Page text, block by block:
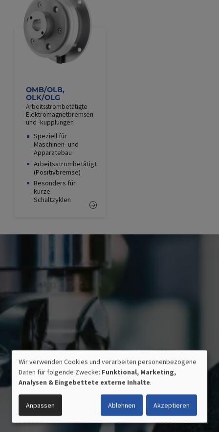
OMB/OLB,
OLK/OLG
Arbeitsstrombetätigte
Elektromagnetbremsen
und -kupplungen
Speziell für
Maschinen- und
Apparatebau
Arbeitsstrombetätigt
(Positivbremse)
Besonders für
kurze
Schaltzyklen
VERWENDUNG
PERSONENBEZOGENER
DATEN
UND
COOKIES
Wir verwenden Cookies und verarbeiten personenbezogene
Daten für folgende Zwecke: Funktional, Marketing,
Analysen & Eingebettete externe Inhalte.
Anpassen Ablehnen Akzeptieren